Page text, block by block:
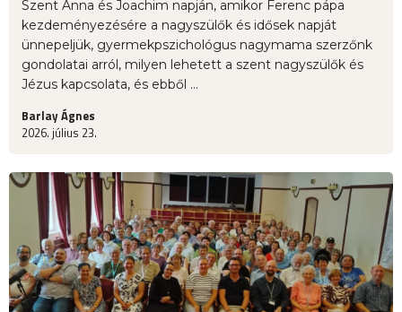
Szent Anna és Joachim napján, amikor Ferenc pápa
kezdeményezésére a nagyszülők és idősek napját
ünnepeljük, gyermekpszichológus nagymama szerzőnk
gondolatai arról, milyen lehetett a szent nagyszülők és
Jézus kapcsolata, és ebből ...
Barlay Ágnes
2026. július 23.